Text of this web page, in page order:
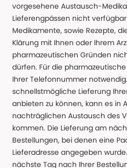
vorgesehene Austausch-
Lieferengpässen nicht
Medikamente, sowie Rezepte,
Klärung mit Ihnen oder Ihrem
pharmazeutischen Gründen
dürfen. Für die
Ihrer Telefonnummer
schnellstmögliche Lieferung
anbieten zu können, kann es in
nachträglichen Austausch des
kommen. Die Lieferung am
Bestellungen, bei denen eine
Lieferadresse angegeben
nächste Tag nach Ihrer